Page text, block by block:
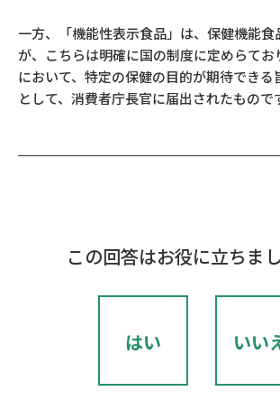
一方、「機能性表示食品」は、保健機能食
が、こちらは明確に国の制度に定めらてお
において、特定の保健の目的が期待できる
として、消費者庁長官に届出されたもので
この回答はお役に立ちま
はい いい